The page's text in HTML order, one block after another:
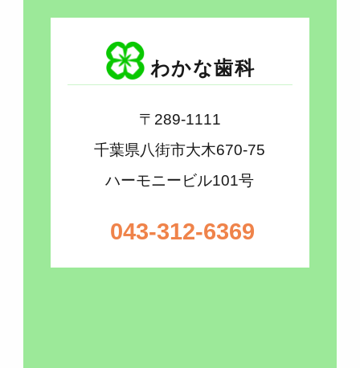
わかな歯科
〒289-1111
千葉県八街市大木670-75
ハーモニービル101号
043-312-6369